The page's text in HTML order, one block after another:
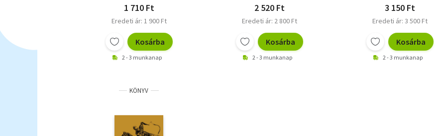
1 710 Ft
Eredeti ár: 1 900 Ft
Kosárba
2 - 3 munkanap
2 520 Ft
Eredeti ár: 2 800 Ft
Kosárba
2 - 3 munkanap
3 150 Ft
Eredeti ár: 3 500 Ft
Kosárba
2 - 3 munkanap
KÖNYV